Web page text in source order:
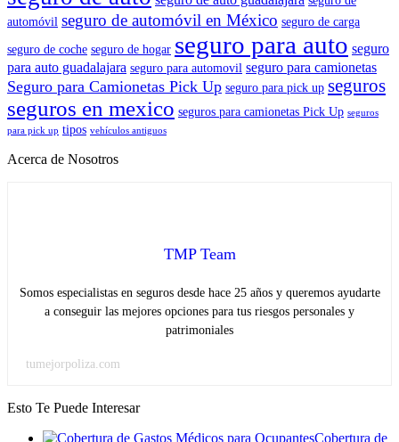
automóvil seguro de automóvil en México seguro de carga
seguro de coche seguro de hogar seguro para auto seguro
para auto guadalajara seguro para automovil seguro para camionetas
Seguro para Camionetas Pick Up seguro para pick up seguros
seguros en mexico seguros para camionetas Pick Up seguros
para pick up tipos vehículos antiguos
Acerca de Nosotros
TMP Team
Somos especialistas en seguros desde hace 25 años y queremos ayudarte
a conseguir las mejores opciones para tus riesgos personales y
patrimoniales
tumejorpoliza.com
Esto Te Puede Interesar
Cobertura de